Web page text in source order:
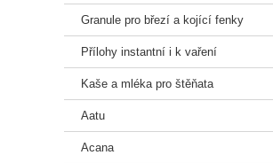
Granule pro březí a kojící fenky
Přílohy instantní i k vaření
Kaše a mléka pro štěňata
Aatu
Acana